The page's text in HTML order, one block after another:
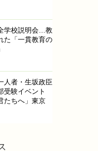
学校説明会…教
た「一貫教育の
人者・生坂政臣
験イベント
たちへ」東京